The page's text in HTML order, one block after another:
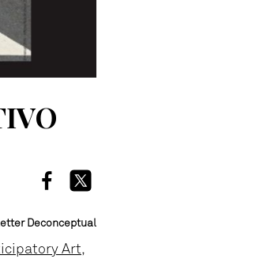
Deconceptual
Art,